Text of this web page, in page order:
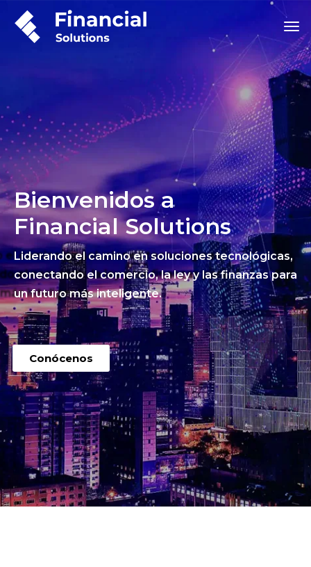
Bienvenidos a
Financial Solutions
Liderando el camino en soluciones tecnológicas,
conectando el comercio, la ley y las finanzas para
un futuro más inteligente.
Conócenos